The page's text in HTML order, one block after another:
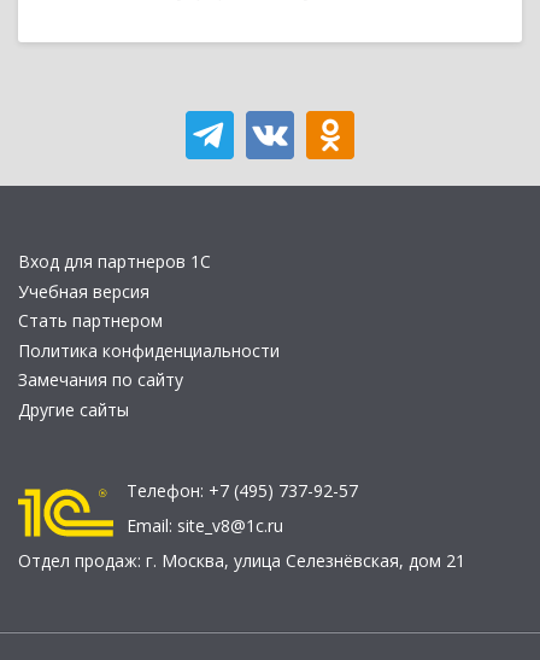
Вход для партнеров 1С
Учебная версия
Стать партнером
Политика конфиденциальности
Замечания по сайту
Другие сайты
Телефон: +7 (495) 737-92-57
Email: site_v8@1c.ru
Отдел продаж: г. Москва, улица Селезнёвская, дом 21